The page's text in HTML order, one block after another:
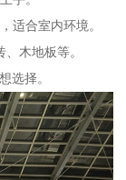
适合室内环境。
木地板等。
选择。